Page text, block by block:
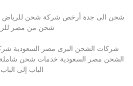
شحن الى جدة أرخص شركة شحن
شحن من مصر
شركات الشحن البرى مصر السعودية
الشحن مصر السعودية خدمات شحن
الباب إلى